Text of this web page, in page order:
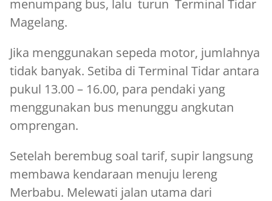
menumpang bus, lalu turun Terminal Tidar
Magelang.
Jika menggunakan sepeda motor, jumlahnya
tidak banyak. Setiba di Terminal Tidar antara
pukul 13.00 – 16.00, para pendaki yang
menggunakan bus menunggu angkutan
omprengan.
Setelah berembug soal tarif, supir langsung
membawa kendaraan menuju lereng
Merbabu. Melewati jalan utama dari